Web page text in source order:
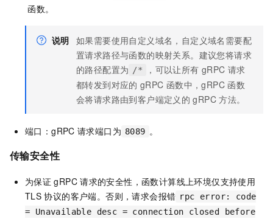
函数。
说明 如果需要使用自定义域名，自定义域名需要配
置请求路径与函数的映射关系。建议您将请求
的路径配置为 /* ，可以让所有 gRPC 请求
都转发到对应的 gRPC 函数中，gRPC 函数
会将请求路由到客户端定义的 gRPC 方法。
端口：gRPC 请求端口为 8089 。
传输安全性
为保证 gRPC 请求的安全性， 函数计算线上环境仅支持使用
TLS 协议的客户端。否则，请求会报错 rpc error: code
= Unavailable desc = connection closed before